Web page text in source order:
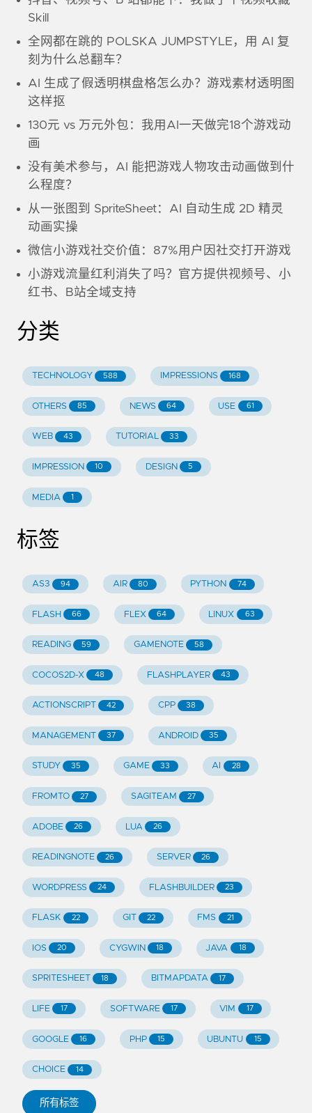
Skill
全网都在跳的 POLSKA JUMPSTYLE，用 AI 复
刻为什么总翻车？
AI 生成了假透明棋盘格怎么办？游戏素材透明图
这样抠
130元 vs 万元外包：我用AI一天做完18个游戏动
画
没有美术参与，AI 能把游戏人物攻击动画做到什
么程度？
从一张图到 SpriteSheet：AI 自动生成 2D 精灵
动画实操
微信小游戏社交价值：87%用户因社交打开游戏
小游戏流量红利消失了吗？官方提供视频号、小
红书、B站全域支持
分类
TECHNOLOGY 588 IMPRESSIONS 168
OTHERS 85 NEWS 64 USE 61
WEB 43 TUTORIAL 33
IMPRESSION 10 DESIGN 5
MEDIA 1
标签
AS3 94 AIR 80 PYTHON 74
FLASH 66 FLEX 64 LINUX 63
READING 59 GAMENOTE 58
COCOS2D-X 48 FLASHPLAYER 43
ACTIONSCRIPT 42 CPP 38
MANAGEMENT 37 ANDROID 35
STUDY 35 GAME 33 AI 28
FROMTO 27 SAGITEAM 27
ADOBE 26 LUA 26
READINGNOTE 26 SERVER 26
WORDPRESS 24 FLASHBUILDER 23
FLASK 22 GIT 22 FMS 21
IOS 20 CYGWIN 18 JAVA 18
SPRITESHEET 18 BITMAPDATA 17
LIFE 17 SOFTWARE 17 VIM 17
GOOGLE 16 PHP 15 UBUNTU 15
CHOICE 14
所有标签